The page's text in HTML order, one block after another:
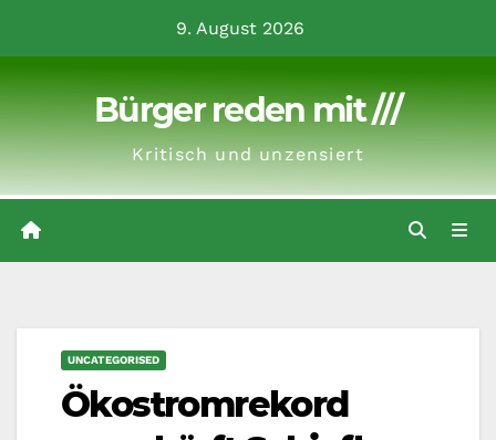
9. August 2026
Bürger reden mit ///
Kritisch und unzensiert
UNCATEGORISED
Ökostromrekord